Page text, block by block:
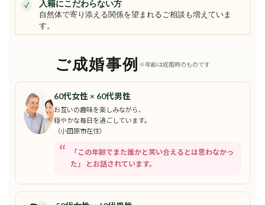
✓ 入籍にこだわらない方
自然体で寄り添える関係を望まれるご相談も増えていま
す。
ご成婚事例 ※年齢は成婚時のものです
60代女性 × 60代男性
お互いの趣味を楽しみながら、
穏やかな毎日を過ごしています。
（小田原市在住）
「この年齢でまた誰かと笑い合えるとは思わなかっ
た」 とお話されています。